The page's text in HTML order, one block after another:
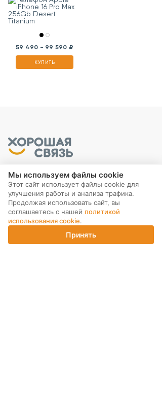
59 490 - 99 590 ₽
КУПИТЬ
Корзина
МЫ В СОЦ. СЕТЯХ
Мы используем файлы cookie
Этот сайт использует файлы cookie для
улучшения работы и анализа трафика.
Продолжая использовать сайт, вы
соглашаетесь с нашей политикой
использования cookie.
Принять